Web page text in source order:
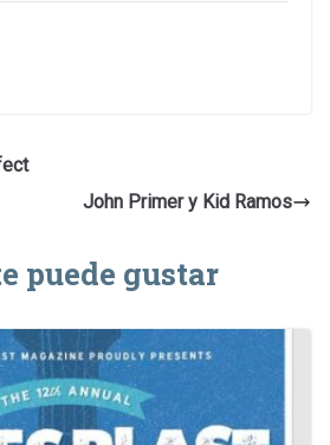
John Primer y Kid Ramos
puede gustar